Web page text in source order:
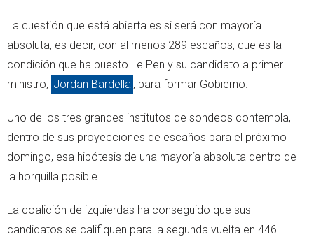
La cuestión que está abierta es si será con mayoría
absoluta, es decir, con al menos 289 escaños, que es la
condición que ha puesto Le Pen y su candidato a primer
ministro, Jordan Bardella , para formar Gobierno.
Uno de los tres grandes institutos de sondeos contempla,
dentro de sus proyecciones de escaños para el próximo
domingo, esa hipótesis de una mayoría absoluta dentro de
la horquilla posible.
La coalición de izquierdas ha conseguido que sus
candidatos se califiquen para la segunda vuelta en 446